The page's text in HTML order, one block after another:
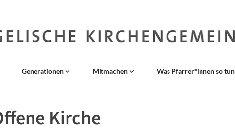
Generationen Mitmachen Was Pfarrer*innen so tun
Kirche